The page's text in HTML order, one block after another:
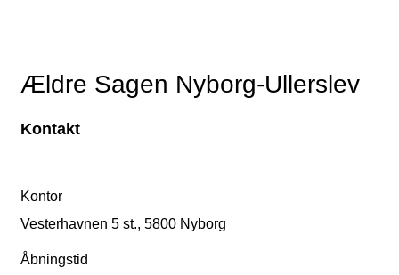
Ældre Sagen Nyborg-Ullerslev
Kontakt
Kontor
Vesterhavnen 5 st., 5800 Nyborg
Åbningstid